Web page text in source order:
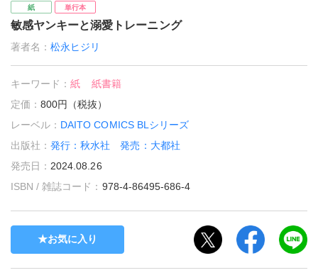
紙 単行本
敏感ヤンキーと溺愛トレーニング
著者名：松永ヒジリ
キーワード：紙
紙書籍
定価：800円（税抜）
レーベル： DAITO COMICS BLシリーズ
出版社：発行：秋水社 発売：大都社
発売日： 2024.08.26
ISBN / 雑誌コード： 978-4-86495-686-4
お気に入り